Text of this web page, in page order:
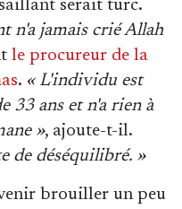
serait turc.
n'a jamais crié Allah
le procureur de la
. « L'individu est
33 ans et n'a rien à
», ajoute-t-il.
de déséquilibré. »
brouiller un peu